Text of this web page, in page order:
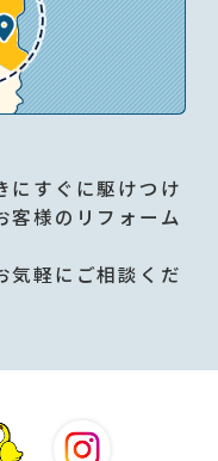
にすぐに駆けつけ
客様のリフォーム
気軽にご相談くだ